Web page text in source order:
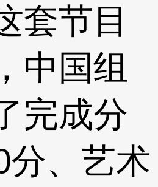
套节目
中国组
完成分
分、艺术